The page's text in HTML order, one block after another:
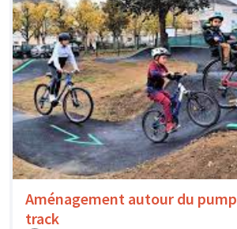
Aménagement autour du pump
track